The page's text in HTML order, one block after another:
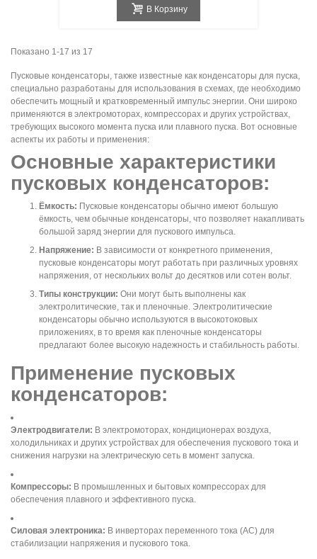
В Корзину
Показано 1-17 из 17
Пусковые конденсаторы, также известные как конденсаторы для пуска,
специально разработаны для использования в схемах, где необходимо
обеспечить мощный и кратковременный импульс энергии. Они широко
применяются в электромоторах, компрессорах и других устройствах,
требующих высокого момента пуска или плавного пуска. Вот основные
аспекты их работы и применения:
Основные характеристики
пусковых конденсаторов:
Ёмкость: Пусковые конденсаторы обычно имеют большую
ёмкость, чем обычные конденсаторы, что позволяет накапливать
большой заряд энергии для пускового импульса.
Напряжение: В зависимости от конкретного применения,
пусковые конденсаторы могут работать при различных уровнях
напряжения, от нескольких вольт до десятков или сотен вольт.
Типы конструкции: Они могут быть выполнены как
электролитические, так и пленочные. Электролитические
конденсаторы обычно используются в высокотоковых
приложениях, в то время как пленочные конденсаторы
предлагают более высокую надежность и стабильность работы.
Применение пусковых
конденсаторов:
Электродвигатели: В электромоторах, кондиционерах воздуха,
холодильниках и других устройствах для обеспечения пускового тока и
снижения нагрузки на электрическую сеть в момент запуска.
Компрессоры: В промышленных и бытовых компрессорах для
обеспечения плавного и эффективного пуска.
Силовая электроника: В инверторах переменного тока (AC) для
стабилизации напряжения и пускового тока.